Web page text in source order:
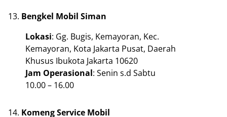
Bengkel Mobil Siman
Lokasi: Gg. Bugis, Kemayoran, Kec.
Kemayoran, Kota Jakarta Pusat, Daerah
Khusus Ibukota Jakarta 10620
Jam Operasional: Senin s.d Sabtu
10.00 – 16.00
Komeng Service Mobil